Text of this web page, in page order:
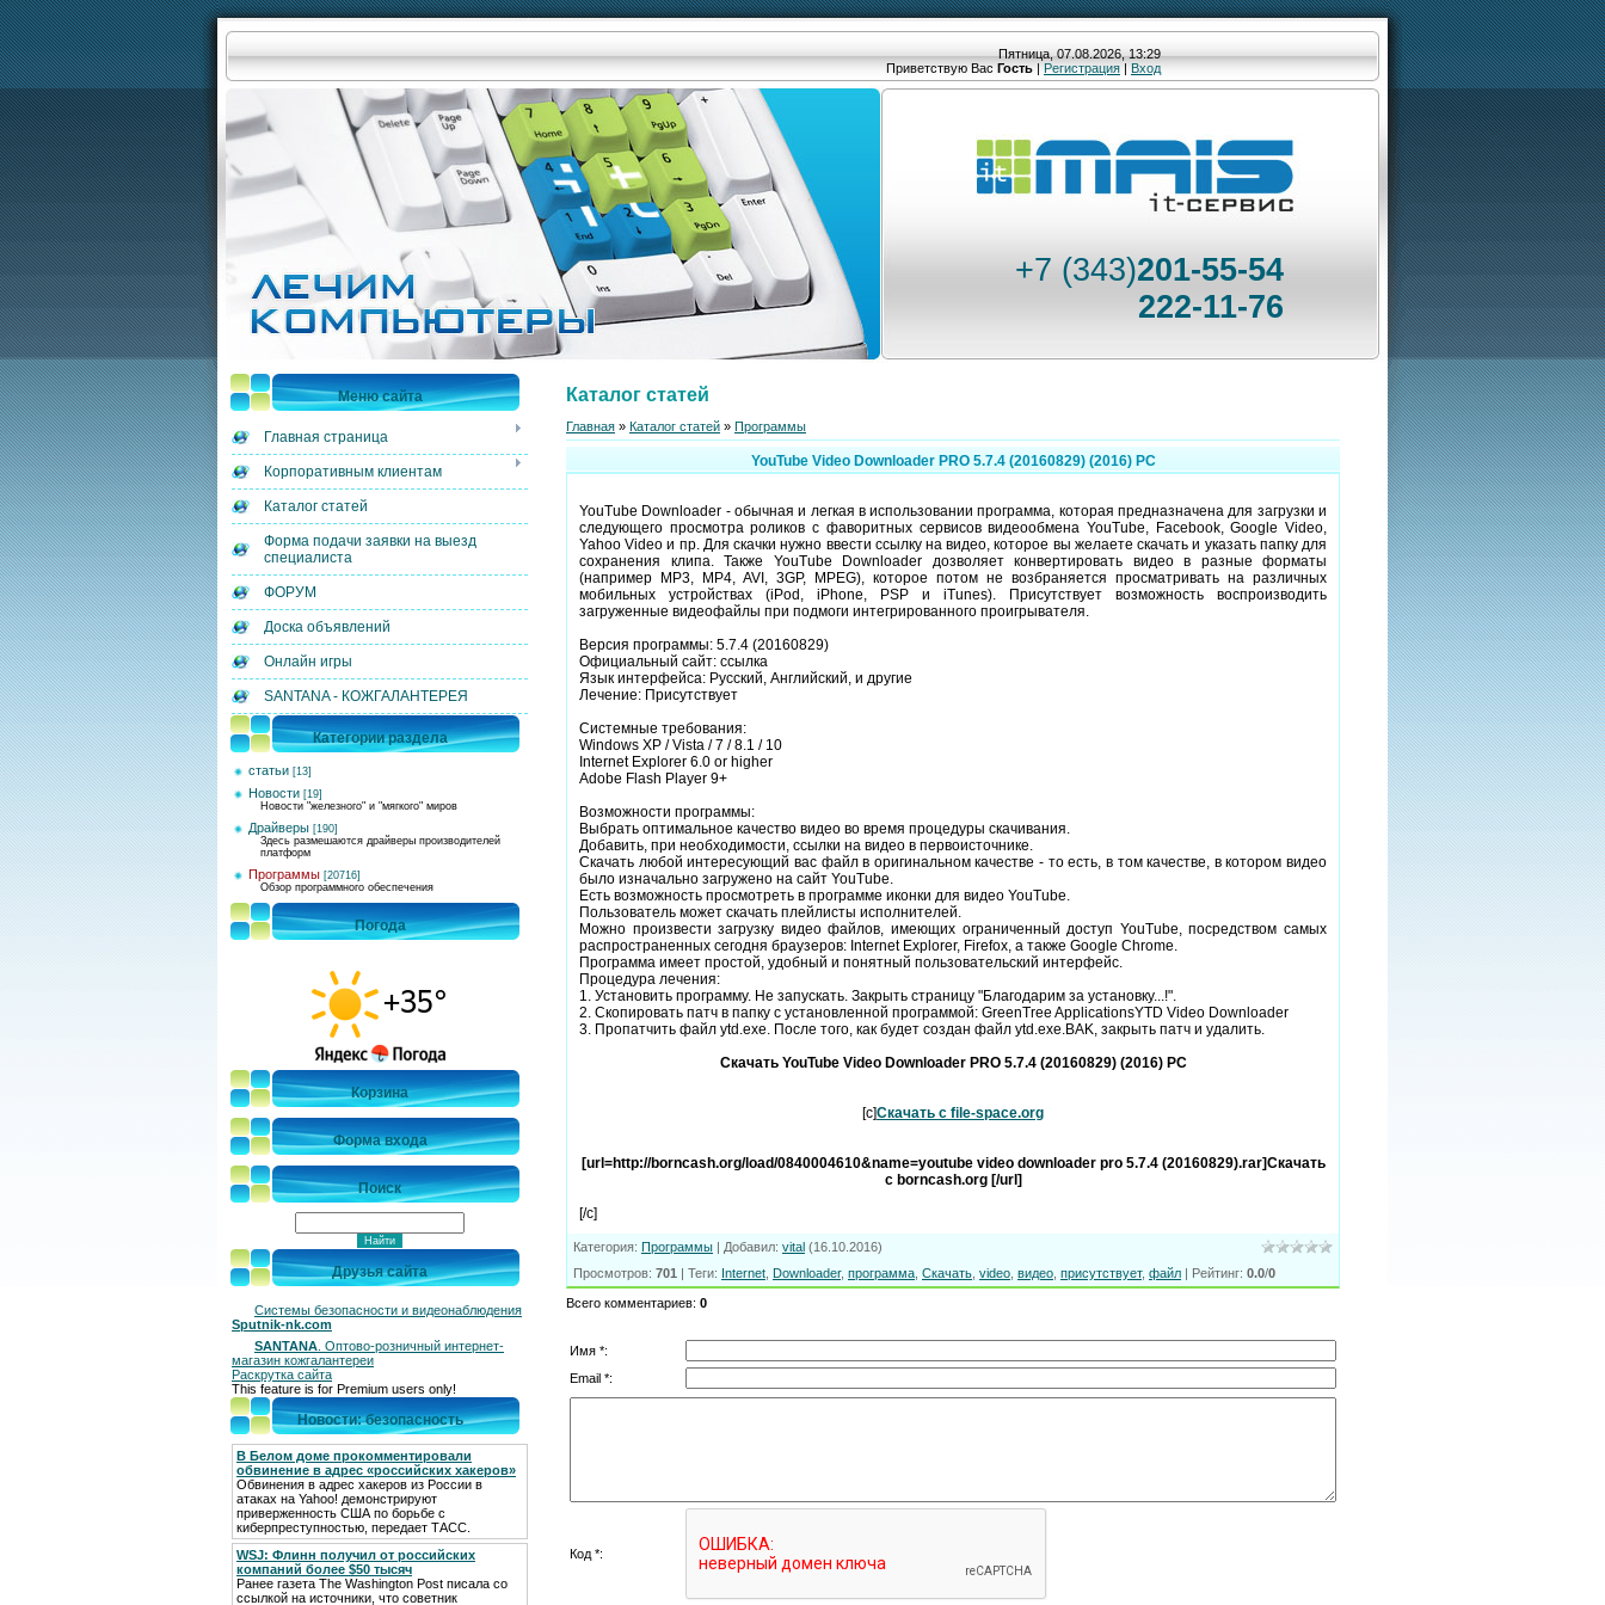
Пятница, 07.08.2026, 13:29
Приветствую Вас Гость | Регистрация | Вход
+7 (343)201-55-54
222-11-76
Меню сайта
Главная страница
Корпоративным клиентам
Каталог статей
Форма подачи заявки на выезд
специалиста
ФОРУМ
Доска объявлений
Онлайн игры
SANTANA - КОЖГАЛАНТЕРЕЯ
Категории раздела
статьи [13]
Новости [19]
Новости "железного" и "мягкого" миров
Драйверы [190]
Здесь размешаются драйверы производителей
платформ
Программы [20716]
Обзор программного обеспечения
Погода
Корзина
Форма входа
Поиск
Друзья сайта
Системы безопасности и видеонаблюдения
Sputnik-nk.com
SANTANA . Оптово-розничный интернет-
магазин кожгалантереи
Раскрутка сайта
This feature is for Premium users only!
Новости: безопасность
В Белом доме прокомментировали
обвинение в адрес «российских хакеров»
Обвинения в адрес хакеров из России в
атаках на Yahoo! демонстрируют
приверженность США по борьбе с
киберпреступностью, передает ТАСС.
WSJ: Флинн получил от российских
компаний более $50 тысяч
Ранее газета The Washington Post писала со
ссылкой на источники, что советник
Каталог статей
Главная » Каталог статей » Программы
YouTube Video Downloader PRO 5.7.4 (20160829) (2016) PC
YouTube Downloader - обычная и легкая в использовании программа, которая предназначена для загрузки и
следующего просмотра роликов с фаворитных сервисов видеообмена YouTube, Facebook, Google Video,
Yahoo Video и пр. Для скачки нужно ввести ссылку на видео, которое вы желаете скачать и указать папку для
сохранения клипа. Также YouTube Downloader дозволяет конвертировать видео в разные форматы
(например MP3, MP4, AVI, 3GP, MPEG), которое потом не возбраняется просматривать на различных
мобильных устройствах (iPod, iPhone, PSP и iTunes). Присутствует возможность воспроизводить
загруженные видеофайлы при подмоги интегрированного проигрывателя.
Версия программы: 5.7.4 (20160829)
Официальный сайт: ссылка
Язык интерфейса: Русский, Английский, и другие
Лечение: Присутствует
Системные требования:
Windows XP / Vista / 7 / 8.1 / 10
Internet Explorer 6.0 or higher
Adobe Flash Player 9+
Возможности программы:
Выбрать оптимальное качество видео во время процедуры скачивания.
Добавить, при необходимости, ссылки на видео в первоисточнике.
Скачать любой интересующий вас файл в оригинальном качестве - то есть, в том качестве, в котором видео
было изначально загружено на сайт YouTube.
Есть возможность просмотреть в программе иконки для видео YouTube.
Пользователь может скачать плейлисты исполнителей.
Можно произвести загрузку видео файлов, имеющих ограниченный доступ YouTube, посредством самых
распространенных сегодня браузеров: Internet Explorer, Firefox, а также Google Chrome.
Программа имеет простой, удобный и понятный пользовательский интерфейс.
Процедура лечения:
1. Установить программу. Не запускать. Закрыть страницу "Благодарим за установку...!".
2. Скопировать патч в папку с установленной программой: GreenTree ApplicationsYTD Video Downloader
3. Пропатчить файл ytd.exe. После того, как будет создан файл ytd.exe.BAK, закрыть патч и удалить.
Скачать YouTube Video Downloader PRO 5.7.4 (20160829) (2016) PC
[c]Скачать с file-space.org
[url=http://borncash.org/load/0840004610&name=youtube video downloader pro 5.7.4 (20160829).rar]Скачать
с borncash.org [/url]
[/c]
Категория: Программы Добавил: vital (16.10.2016)
Просмотров: 701 Теги: Internet Downloader, программа Скачать video видео присутствует, файл Рейтинг: 0.0/0
Всего комментариев: 0
Имя *:
Email *:
Код *: